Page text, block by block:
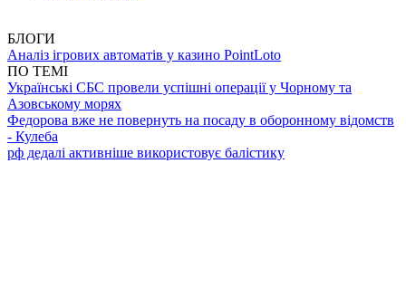
БЛОГИ
Аналіз ігрових автоматів у казино PointLoto
ПО ТЕМІ
Українські СБС провели успішні операції у Чорному та
Азовському морях
Федорова вже не повернуть на посаду в оборонному відомств
- Кулеба
рф дедалі активніше використовує балістику